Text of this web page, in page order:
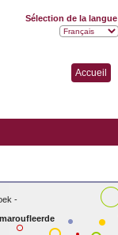
Accueil
-
Sélection de la langue